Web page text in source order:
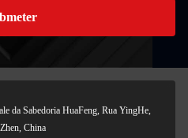
da Sabedoria HuaFeng, Rua YingHe,
China